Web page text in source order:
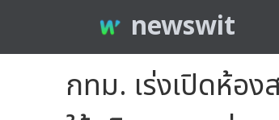
newswit
กทม. เร่งเปิดห้อ